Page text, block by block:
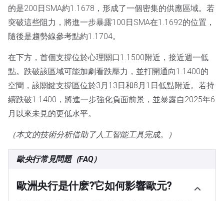
的是200日SMA約1.1678，形成了一個密集的供應區域。若
突破這些阻力，將進一步暴露100日SMA在1.1692的位置，
隨後是趨勢線參考點約1.1704。
在下方，首個支撐位於心理關口1.1500附近，接近週一低
點。跌破該區域可能加劇看跌壓力，並打開通向1.1400的
空間，該關鍵支撐區位於3月13日和8月1日低點附近。若持
續跌破1.1400，將進一步強化負面前景，並暴露自2025年6
月以來未見的更低水平。
（本文的技術分析借助了人工智能工具完成。）
歐央行常見問題（FAQ）
歐洲央行是什麽?它如何影響歐元?